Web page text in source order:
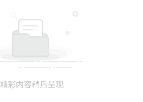
精彩内容稍后呈现